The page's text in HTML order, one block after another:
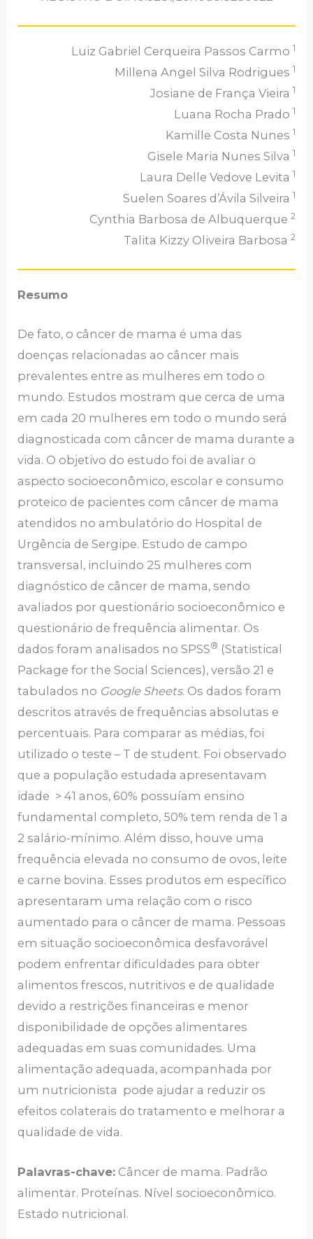
Luiz Gabriel Cerqueira Passos Carmo 1
Millena Angel Silva Rodrigues 1
Josiane de França Vieira 1
Luana Rocha Prado 1
Kamille Costa Nunes 1
Gisele Maria Nunes Silva 1
Laura Delle Vedove Levita 1
Suelen Soares d’Ávila Silveira 1
Cynthia Barbosa de Albuquerque 2
Talita Kizzy Oliveira Barbosa 2
Resumo
De fato, o câncer de mama é uma das
doenças relacionadas ao câncer mais
prevalentes entre as mulheres em todo o
mundo. Estudos mostram que cerca de uma
em cada 20 mulheres em todo o mundo será
diagnosticada com câncer de mama durante a
vida. O objetivo do estudo foi de avaliar o
aspecto socioeconômico, escolar e consumo
proteico de pacientes com câncer de mama
atendidos no ambulatório do Hospital de
Urgência de Sergipe. Estudo de campo
transversal, incluindo 25 mulheres com
diagnóstico de câncer de mama, sendo
avaliados por questionário socioeconômico e
questionário de frequência alimentar. Os
dados foram analisados no SPSS® (Statistical
Package for the Social Sciences), versão 21 e
tabulados no Google Sheets. Os dados foram
descritos através de frequências absolutas e
percentuais. Para comparar as médias, foi
utilizado o teste – T de student. Foi observado
que a população estudada apresentavam
idade > 41 anos, 60% possuíam ensino
fundamental completo, 50% tem renda de 1 a
2 salário-mínimo. Além disso, houve uma
frequência elevada no consumo de ovos, leite
e carne bovina. Esses produtos em específico
apresentaram uma relação com o risco
aumentado para o câncer de mama. Pessoas
em situação socioeconômica desfavorável
podem enfrentar dificuldades para obter
alimentos frescos, nutritivos e de qualidade
devido a restrições financeiras e menor
disponibilidade de opções alimentares
adequadas em suas comunidades. Uma
alimentação adequada, acompanhada por
um nutricionista pode ajudar a reduzir os
efeitos colaterais do tratamento e melhorar a
qualidade de vida.
Palavras-chave: Câncer de mama. Padrão
alimentar. Proteínas. Nível socioeconômico.
Estado nutricional.